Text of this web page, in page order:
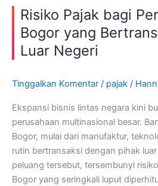
Risiko Pajak bagi
Bogor yang
Luar Negeri
Tinggalkan Komentar / pajak /
Ekspansi bisnis lintas negara kini
perusahaan multinasional besar.
Bogor, mulai dari manufaktur,
rutin bertransaksi dengan pihak
peluang tersebut, tersembunyi
Bogor yang seringkali luput
Negeri